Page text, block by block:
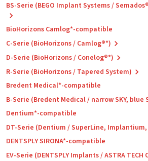
BS-Serie (BEGO Implant Systems /
BioHorizons Camlog*-compatible
C-Serie (BioHorizons / Camlog®*)
D-Serie (BioHorizons / Conelog®*)
R-Serie (BioHorizons / Tapered System)
Bredent Medical*-compatible
B-Serie (Bredent Medical / narrow SKY, blue
Dentium*-compatible
DT-Serie (Dentium / SuperLine,
DENTSPLY SIRONA*-compatible
EV-Serie (DENTSPLY Implants / ASTRA TECH